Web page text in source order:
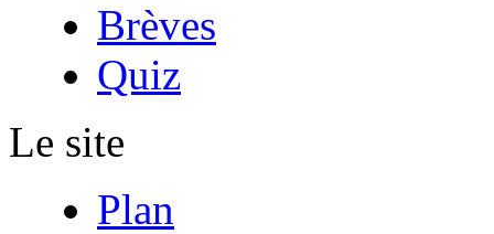
Brèves
Quiz
Le site
Plan